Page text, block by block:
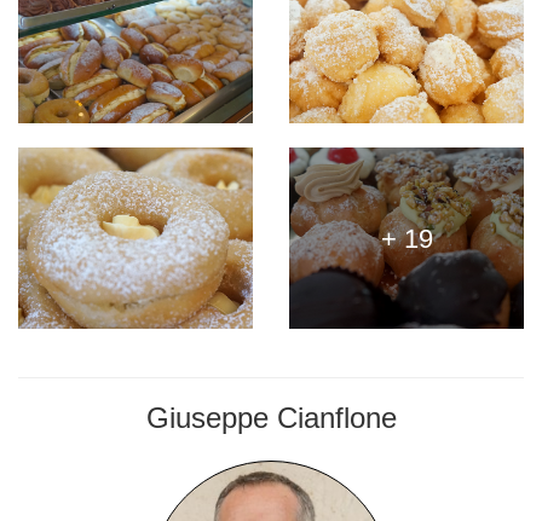
+ 19
Giuseppe Cianflone
PASTICCERE